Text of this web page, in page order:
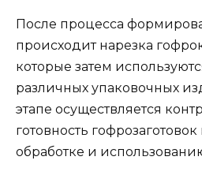
После процесса
происходит нарезка
которые затем
различных упаковочных
этапе осуществляется
готовность
обработке и